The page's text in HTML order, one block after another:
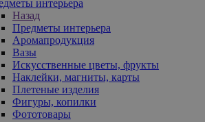
интерьера
Назад
Предметы интерьера
Аромапродукция
Вазы
Искусственные цветы, фрукты
Наклейки, магниты, карты
Плетеные изделия
Фигуры, копилки
Фототовары